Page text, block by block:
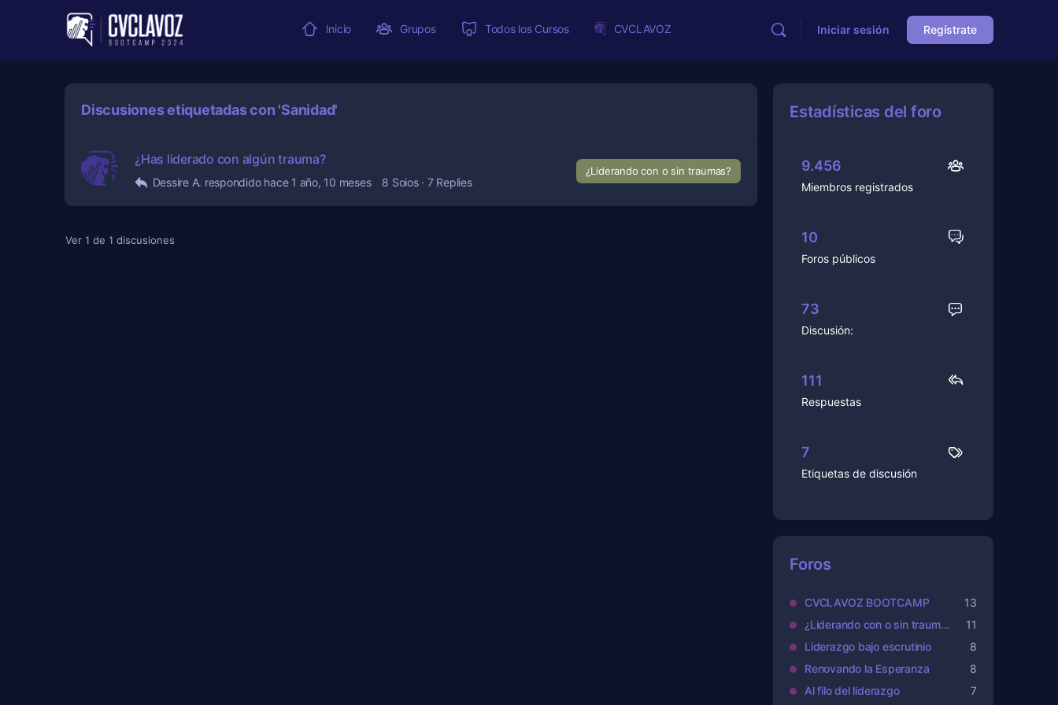
Inicio Grupos Todos los Cursos CVCLAVOZ Iniciar sesión Regístrate
Discusiones etiquetadas con 'Sanidad'
¿Has liderado con algún trauma?
Dessire A. respondido hace 1 año, 10 meses 8 Soios · 7 Replies
¿Liderando con o sin traumas?
Ver 1 de 1 discusiones
Estadísticas del foro
Miembros registrados
9.456
Foros públicos
10
Discusión:
73
Respuestas
111
Etiquetas de discusión
7
Foros
CVCLAVOZ BOOTCAMP
13
¿Liderando con o sin traumas?
11
Liderazgo bajo escrutinio
8
Renovando la Esperanza
8
Al filo del liderazgo
7